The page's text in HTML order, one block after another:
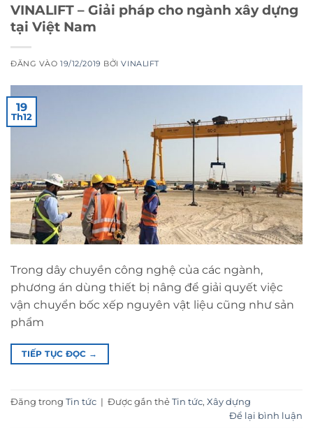
VINALIFT – Giải pháp cho ngành xây dựng
tại Việt Nam
ĐĂNG VÀO19/12/2019 BỞIVINALIFT
19
Th12
Trong dây chuyền công nghệ của các ngành,
phương án dùng thiết bị nâng để giải quyết việc
vận chuyển bốc xếp nguyên vật liệu cũng như sản
phẩm
TIẾP TỤC ĐỌC →
Đăng trong Tin tức | Được gắn thẻ Tin tức, Xây dựng
Để lại bình luận